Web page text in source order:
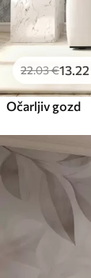
22.03€13 .22
Očarljiv gozd